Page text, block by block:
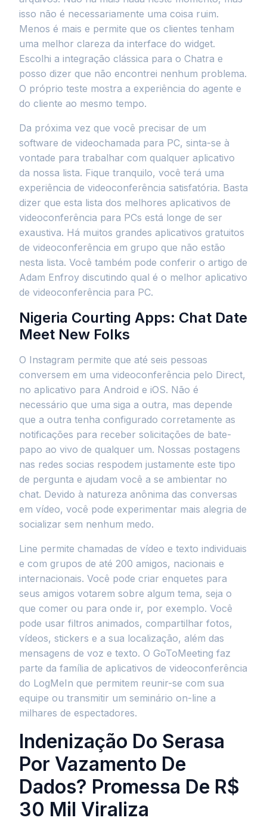
isso não é necessariamente uma coisa ruim.
Menos é mais e permite que os clientes tenham
uma melhor clareza da interface do widget.
Escolhi a integração clássica para o Chatra e
posso dizer que não encontrei nenhum problema.
O próprio teste mostra a experiência do agente e
do cliente ao mesmo tempo.
Da próxima vez que você precisar de um
software de videochamada para PC, sinta-se à
vontade para trabalhar com qualquer aplicativo
da nossa lista. Fique tranquilo, você terá uma
experiência de videoconferência satisfatória. Basta
dizer que esta lista dos melhores aplicativos de
videoconferência para PCs está longe de ser
exaustiva. Há muitos grandes aplicativos gratuitos
de videoconferência em grupo que não estão
nesta lista. Você também pode conferir o artigo de
Adam Enfroy discutindo qual é o melhor aplicativo
de videoconferência para PC.
Nigeria Courting Apps: Chat Date
Meet New Folks
O Instagram permite que até seis pessoas
conversem em uma videoconferência pelo Direct,
no aplicativo para Android e iOS. Não é
necessário que uma siga a outra, mas depende
que a outra tenha configurado corretamente as
notificações para receber solicitações de bate-
papo ao vivo de qualquer um. Nossas postagens
nas redes socias respodem justamente este tipo
de pergunta e ajudam você a se ambientar no
chat. Devido à natureza anônima das conversas
em vídeo, você pode experimentar mais alegria de
socializar sem nenhum medo.
Line permite chamadas de vídeo e texto individuais
e com grupos de até 200 amigos, nacionais e
internacionais. Você pode criar enquetes para
seus amigos votarem sobre algum tema, seja o
que comer ou para onde ir, por exemplo. Você
pode usar filtros animados, compartilhar fotos,
vídeos, stickers e a sua localização, além das
mensagens de voz e texto. O GoToMeeting faz
parte da família de aplicativos de videoconferência
do LogMeIn que permitem reunir-se com sua
equipe ou transmitir um seminário on-line a
milhares de espectadores.
Indenização Do Serasa
Por Vazamento De
Dados? Promessa De R$
30 Mil Viraliza